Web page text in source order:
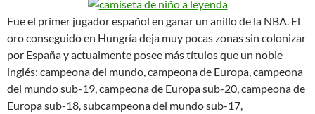
Fue el primer jugador español en ganar un anillo de la NBA. El
oro conseguido en Hungría deja muy pocas zonas sin colonizar
por España y actualmente posee más títulos que un noble
inglés: campeona del mundo, campeona de Europa, campeona
del mundo sub-19, campeona de Europa sub-20, campeona de
Europa sub-18, subcampeona del mundo sub-17,